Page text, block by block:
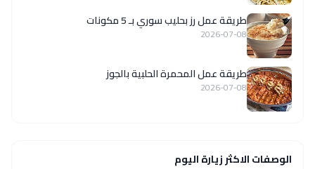
طريقة عمل رز بحليب سوري بـ 5 مكونات
2026-07-08
طريقة عمل المحمرة الحلبية بالجوز
2026-07-08
الوصفات الاكثر زيارة اليوم